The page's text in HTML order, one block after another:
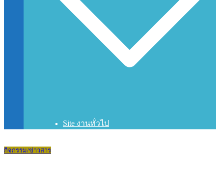
Site งานทั่วไป
กิจกรรม/ข่าวสาร